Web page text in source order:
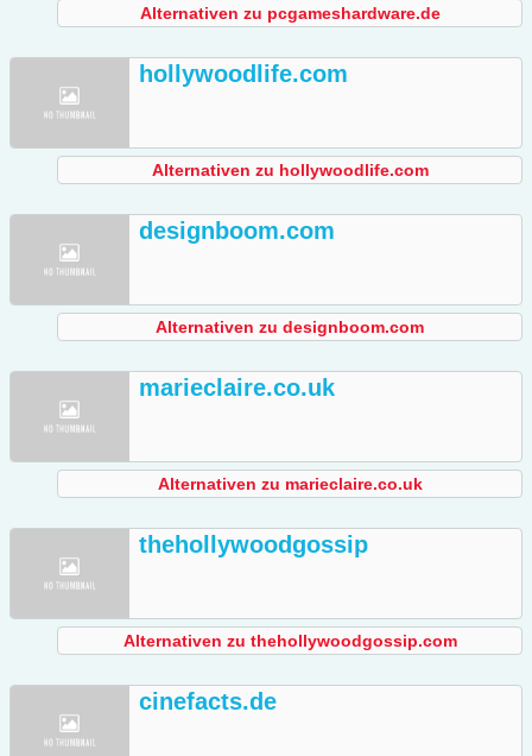
Alternativen zu pcgameshardware.de
hollywoodlife.com
Alternativen zu hollywoodlife.com
designboom.com
Alternativen zu designboom.com
marieclaire.co.uk
Alternativen zu marieclaire.co.uk
thehollywoodgossip
Alternativen zu thehollywoodgossip.com
cinefacts.de